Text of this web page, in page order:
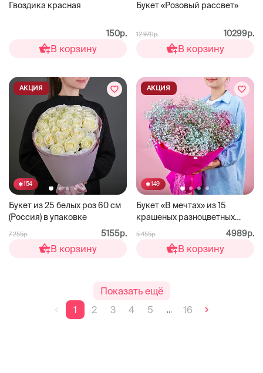
Гвоздика красная
150р.
В корзину
Букет «Розовый рассвет»
12 970р. 10299р.
В корзину
154
Букет из 25 белых роз 60 см
(Россия) в упаковке
АКЦИЯ
7 255р. 5155р.
В корзину
149
Букет «В мечтах» из 15
крашеных разноцветных
АКЦИЯ
5 455р. 4989р.
В корзину
Показать ещё
1
2 3 4 5 ... 16